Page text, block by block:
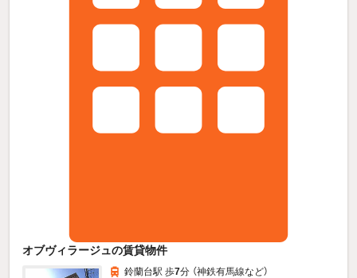
オブヴィラージュの賃貸物件
鈴蘭台駅 歩7分 （神鉄有馬線など）